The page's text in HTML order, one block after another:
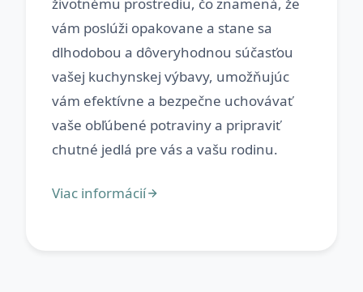
vám poslúži opakovane a stane sa
dlhodobou a dôveryhodnou súčasťou
vašej kuchynskej výbavy, umožňujúc
vám efektívne a bezpečne uchovávať
vaše obľúbené potraviny a pripraviť